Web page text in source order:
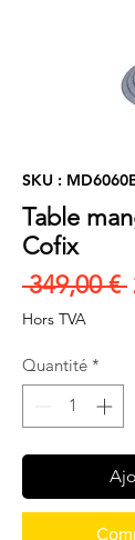
SKU :
Table
Cofix
349,00 €
Hors TVA
Quantité *